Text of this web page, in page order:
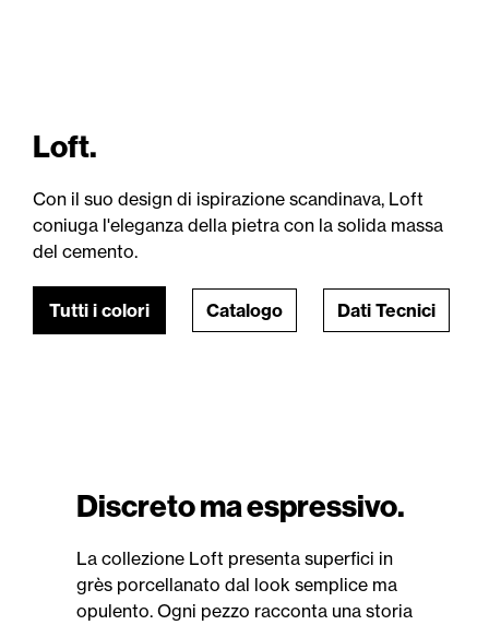
Loft.
Con il suo design di ispirazione scandinava, Loft
coniuga l'eleganza della pietra con la solida massa
del cemento.
Tutti i colori Catalogo Dati Tecnici
Discreto ma espressivo.
La collezione Loft presenta superfici in
grès porcellanato dal look semplice ma
opulento. Ogni pezzo racconta una storia